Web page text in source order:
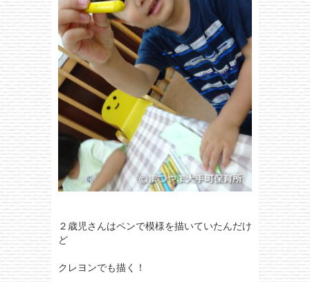
２歳児さんはペンで模様を描いていたんだけ
ど
クレヨンでも描く！